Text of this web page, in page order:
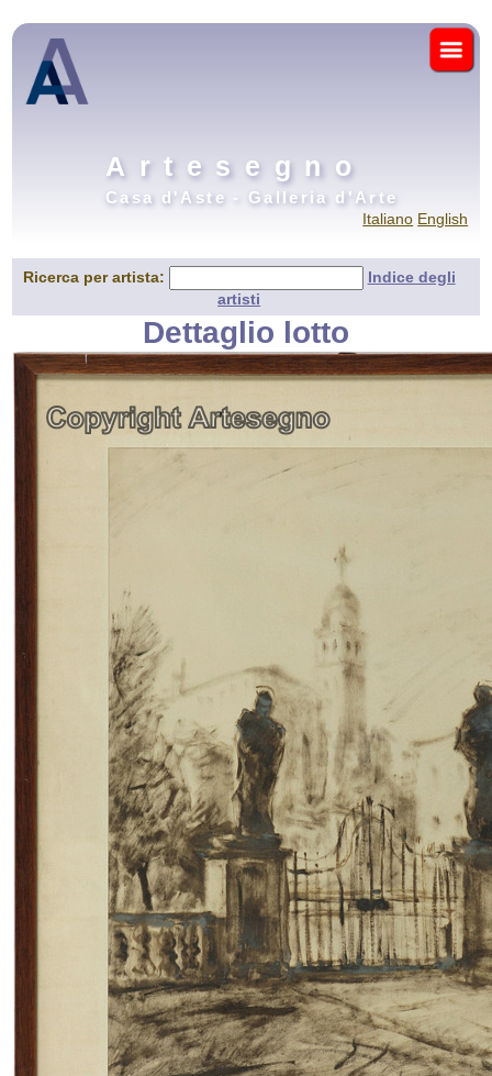
Artesegno
Casa d'Aste - Galleria d'Arte
Italiano English
Ricerca per artista:
Indice degli
artisti
Dettaglio lotto